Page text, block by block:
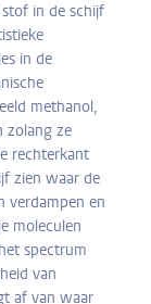
in de schijf
in de
methanol,
zolang ze
rechterkant
zien waar de
verdampen en
moleculen
spectrum
van
af van waar